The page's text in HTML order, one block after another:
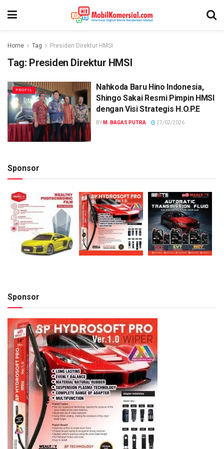
Home Tag Presiden Direktur HMSI
Tag: Presiden Direktur HMSI
PROFIL
Nahkoda Baru Hino Indonesia,
Shingo Sakai Resmi Pimpin HMSI
dengan Visi Strategis H.O.P.E
BY M. BAGAS PUTRA 27/02/2026
Sponsor
Sponsor